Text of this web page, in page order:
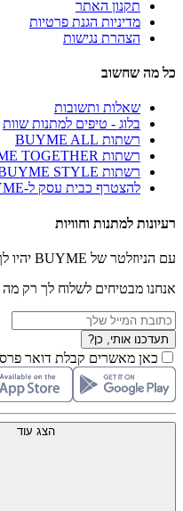
תקנון האתר
מדיניות הגנת פרטיות
הצהרת נגישות
כל מה שחשוב
שאלות ותשובות
בלוג - טיפים למתנות שוות
רשתות BUYME ALL
רשתות BUYME TOGETHER
רשתות BUYME STYLE
להצטרף כבית עסק ל-BUYME
רעיונות למתנות וחוויות
עם הניוזלטר של BUYME יהיו לך תמיד רעיונות מפתיעים למתנות וחוויות.
אנחנו מבטיחים לשלוח לך רק מה
תעדכנו אותי, כן?
כאן מאשרים קבלת דואר
הצג עוד